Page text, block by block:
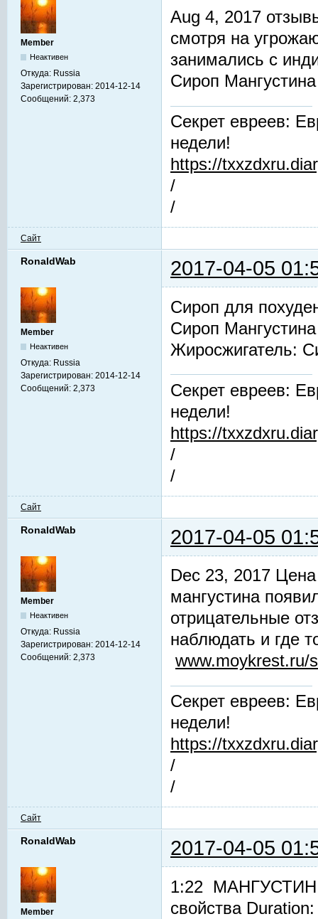
Member
Неактивен
Откуда: Russia
Зарегистрирован: 2014-12-14
Сообщений: 2,373
Aug 4, 2017
смотря на
занимались с
Сироп
Секрет евреев:
недели!
https://
/
/
Сайт
RonaldWab 2017-04-05
Member
Неактивен
Откуда: Russia
Зарегистрирован: 2014-12-14
Сообщений: 2,373
Cироп для
Сироп
Жиросжигатель:
Секрет евреев:
недели!
https://
/
/
Сайт
RonaldWab 2017-04-05
Member
Неактивен
Откуда: Russia
Зарегистрирован: 2014-12-14
Сообщений: 2,373
Dec 23, 2017
мангустина
отрицательные
наблюдать и где
www.moykrest.ru/
Секрет евреев:
недели!
https://
/
/
Сайт
RonaldWab 2017-04-05
Member
1:22 МАНГУСТИН.
свойства